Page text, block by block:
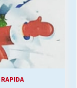
Souls (Salvar